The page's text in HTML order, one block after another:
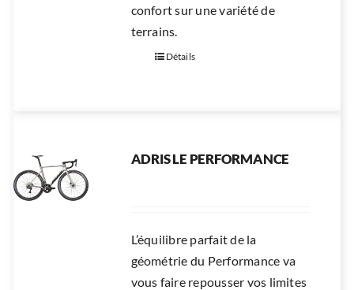
confort sur une variété de
terrains.
Détails
ADRIS LE PERFORMANCE
L’équilibre parfait de la
géométrie du Performance va
vous faire repousser vos limites